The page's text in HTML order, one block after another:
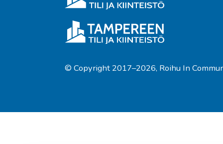
© Copyright2017–2026, Roihu In